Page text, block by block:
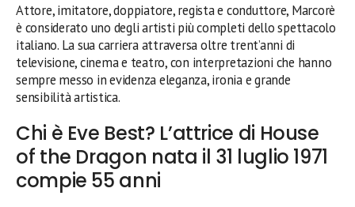
Attore, imitatore, doppiatore, regista e conduttore, Marcorè
è considerato uno degli artisti più completi dello spettacolo
italiano. La sua carriera attraversa oltre trent’anni di
televisione, cinema e teatro, con interpretazioni che hanno
sempre messo in evidenza eleganza, ironia e grande
sensibilità artistica.
Chi è Eve Best? L’attrice di House
of the Dragon nata il 31 luglio 1971
compie 55 anni